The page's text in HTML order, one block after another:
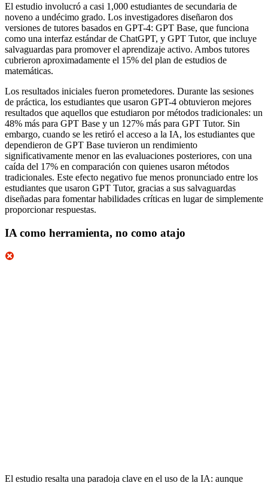
El estudio involucró a casi 1,000 estudiantes de secundaria de
noveno a undécimo grado. Los investigadores diseñaron dos
versiones de tutores basados en GPT-4: GPT Base, que funciona
como una interfaz estándar de ChatGPT, y GPT Tutor, que incluye
salvaguardas para promover el aprendizaje activo. Ambos tutores
cubrieron aproximadamente el 15% del plan de estudios de
matemáticas.
Los resultados iniciales fueron prometedores. Durante las sesiones
de práctica, los estudiantes que usaron GPT-4 obtuvieron mejores
resultados que aquellos que estudiaron por métodos tradicionales: un
48% más para GPT Base y un 127% más para GPT Tutor. Sin
embargo, cuando se les retiró el acceso a la IA, los estudiantes que
dependieron de GPT Base tuvieron un rendimiento
significativamente menor en las evaluaciones posteriores, con una
caída del 17% en comparación con quienes usaron métodos
tradicionales. Este efecto negativo fue menos pronunciado entre los
estudiantes que usaron GPT Tutor, gracias a sus salvaguardas
diseñadas para fomentar habilidades críticas en lugar de simplemente
proporcionar respuestas.
IA como herramienta, no como atajo
El estudio resalta una paradoja clave en el uso de la IA: aunque